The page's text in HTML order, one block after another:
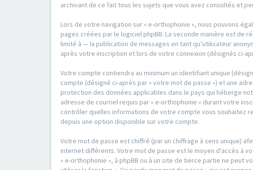
archivant de ce fait tous les sujets que vous avez consultés et
Lors de votre navigation sur « e-orthophonie », nous pouvons
pages créées par le logiciel phpBB. La seconde manière est de
limité à — la publication de messages en tant qu’utilisateur
après votre inscription et lors de votre connexion (désignés ci-
Votre compte contiendra au minimum un identifiant unique
compte (désigné ci-après par « votre mot de passe ») et une
protection des données applicables dans le pays qui héberge
adresse de courriel requis par « e-orthophonie » durant votre
contrôler quelles informations de votre compte vous souhaitez
depuis une option disponible sur votre compte.
Votre mot de passe est chiffré (par un chiffrage à sens unique)
internet différents. Votre mot de passe est le moyen d’accès à
« e-orthophonie », à phpBB ou à un site de tierce partie ne